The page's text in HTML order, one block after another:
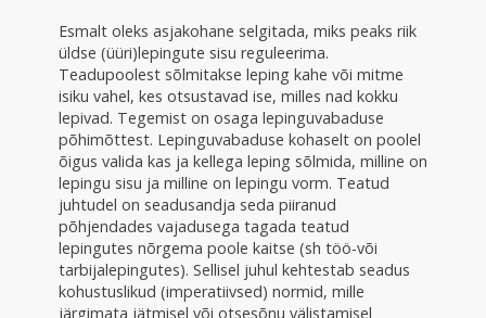
Esmalt oleks asjakohane selgitada, miks peaks riik
üldse (üüri)lepingute sisu reguleerima.
Teadupoolest sõlmitakse leping kahe või mitme
isiku vahel, kes otsustavad ise, milles nad kokku
lepivad. Tegemist on osaga lepinguvabaduse
põhimõttest. Lepinguvabaduse kohaselt on poolel
õigus valida kas ja kellega leping sõlmida, milline on
lepingu sisu ja milline on lepingu vorm. Teatud
juhtudel on seadusandja seda piiranud
põhjendades vajadusega tagada teatud
lepingutes nõrgema poole kaitse (sh töö-või
tarbijalepingutes). Sellisel juhul kehtestab seadus
kohustuslikud (imperatiivsed) normid, mille
järgimata jätmisel või otsesõnu välistamisel